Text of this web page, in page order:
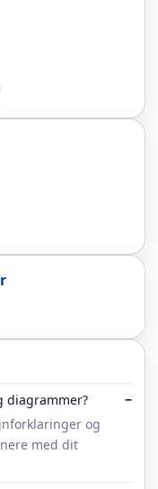
diagrammer?
−
og
med dit